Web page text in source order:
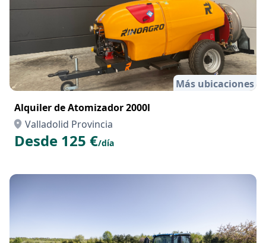
Más ubicaciones
Alquiler de Atomizador 2000l
Valladolid Provincia
Desde 125 €/día